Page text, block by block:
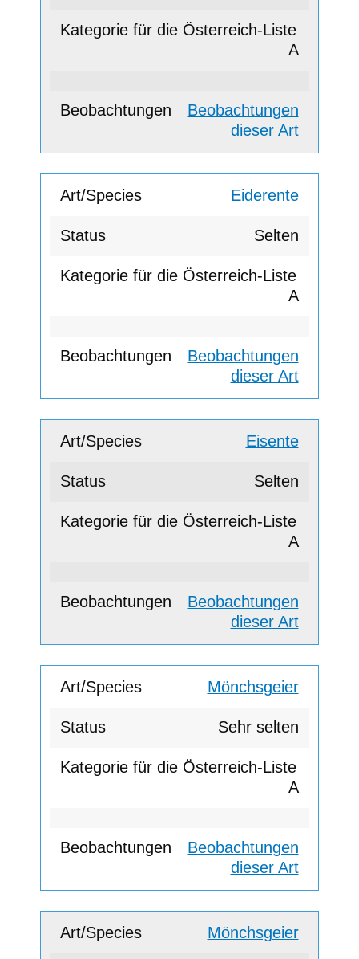
A
Beobachtungen
dieser Art
Eiderente
Selten
A
Beobachtungen
dieser Art
Eisente
Selten
A
Beobachtungen
dieser Art
Mönchsgeier
Sehr selten
A
Beobachtungen
dieser Art
Mönchsgeier